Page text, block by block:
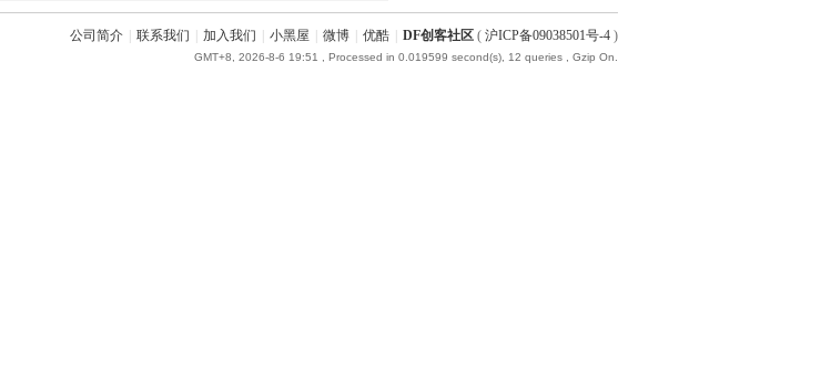
公司简介 联系我们 加入我们 小黑屋 微博 优酷 DF创客社区 ( 沪ICP备09038501号-4 )
GMT+8, 2026-8-6 19:51 , Processed in 0.019599 second(s), 12 queries , Gzip On.